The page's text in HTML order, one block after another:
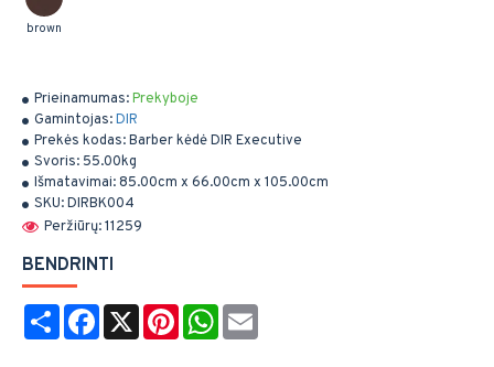
Prieinamumas:Prekyboje
Gamintojas:DIR
Prekės kodas:Barber kėdė DIR Executive
Svoris: 55.00kg
Išmatavimai: 85.00cm x 66.00cm x 105.00cm
SKU:DIRBK004
Peržiūrų: 11259
brown
BENDRINTI
Share Facebook
X PinterestWhatsApp